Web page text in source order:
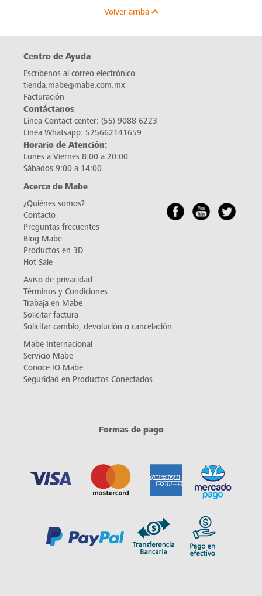
Volver arriba
Centro de Ayuda
Escríbenos al correo electrónico
tienda.mabe@mabe.com.mx
Facturación
Contáctanos
Línea Contact center: (55) 9088 6223
Línea Whatsapp: 525662141659
Horario de Atención:
Lunes a Viernes 8:00 a 20:00
Sábados 9:00 a 14:00
Acerca de Mabe
¿Quiénes somos?
Contacto
Preguntas frecuentes
Blog Mabe
Productos en 3D
Hot Sale
Aviso de privacidad
Términos y Condiciones
Trabaja en Mabe
Solicitar factura
Solicitar cambio, devolución o cancelación
Mabe Internacional
Servicio Mabe
Conoce IO Mabe
Seguridad en Productos Conectados
Formas de pago